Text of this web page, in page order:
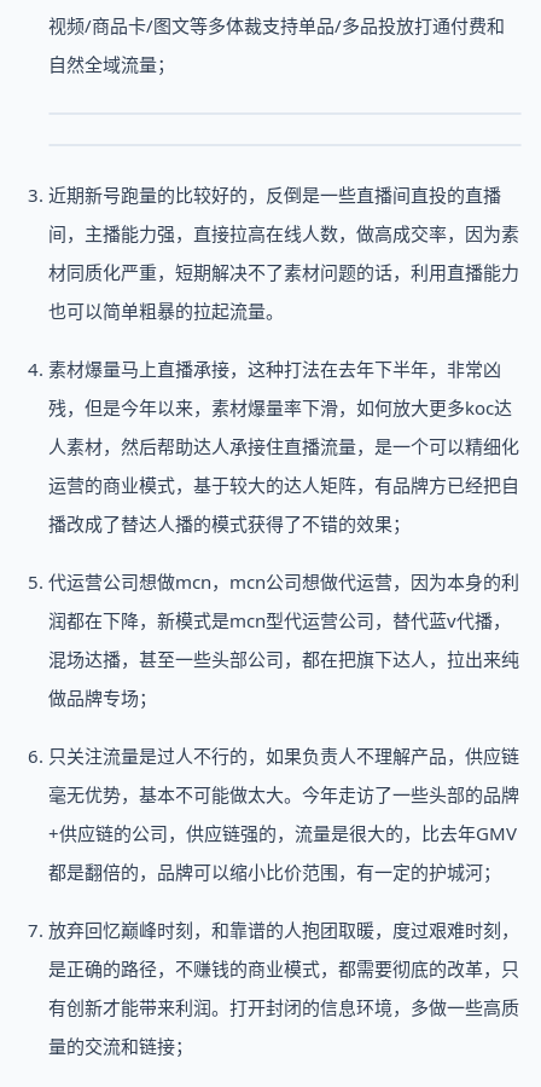
视频/商品卡/图文等多体裁支持单品/多品投放打通付费和
自然全域流量；
近期新号跑量的比较好的，反倒是一些直播间直投的直播
间，主播能力强，直接拉高在线人数，做高成交率，因为素
材同质化严重，短期解决不了素材问题的话，利用直播能力
也可以简单粗暴的拉起流量。
素材爆量马上直播承接，这种打法在去年下半年，非常凶
残，但是今年以来，素材爆量率下滑，如何放大更多koc达
人素材，然后帮助达人承接住直播流量，是一个可以精细化
运营的商业模式，基于较大的达人矩阵，有品牌方已经把自
播改成了替达人播的模式获得了不错的效果；
代运营公司想做mcn，mcn公司想做代运营，因为本身的利
润都在下降，新模式是mcn型代运营公司，替代蓝v代播，
混场达播，甚至一些头部公司，都在把旗下达人，拉出来纯
做品牌专场；
只关注流量是过人不行的，如果负责人不理解产品，供应链
毫无优势，基本不可能做太大。今年走访了一些头部的品牌
+供应链的公司，供应链强的，流量是很大的，比去年GMV
都是翻倍的，品牌可以缩小比价范围，有一定的护城河；
放弃回忆巅峰时刻，和靠谱的人抱团取暖，度过艰难时刻，
是正确的路径，不赚钱的商业模式，都需要彻底的改革，只
有创新才能带来利润。打开封闭的信息环境，多做一些高质
量的交流和链接；